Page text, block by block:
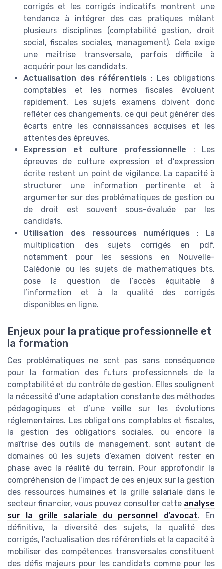
corrigés et les corrigés indicatifs montrent une
tendance à intégrer des cas pratiques mêlant
plusieurs disciplines (comptabilité gestion, droit
social, fiscales sociales, management). Cela exige
une maîtrise transversale, parfois difficile à
acquérir pour les candidats.
Actualisation des référentiels : Les obligations
comptables et les normes fiscales évoluent
rapidement. Les sujets examens doivent donc
refléter ces changements, ce qui peut générer des
écarts entre les connaissances acquises et les
attentes des épreuves.
Expression et culture professionnelle : Les
épreuves de culture expression et d’expression
écrite restent un point de vigilance. La capacité à
structurer une information pertinente et à
argumenter sur des problématiques de gestion ou
de droit est souvent sous-évaluée par les
candidats.
Utilisation des ressources numériques : La
multiplication des sujets corrigés en pdf,
notamment pour les sessions en Nouvelle-
Calédonie ou les sujets de mathematiques bts,
pose la question de l’accès équitable à
l’information et à la qualité des corrigés
disponibles en ligne.
Enjeux pour la pratique professionnelle et
la formation
Ces problématiques ne sont pas sans conséquence
pour la formation des futurs professionnels de la
comptabilité et du contrôle de gestion. Elles soulignent
la nécessité d’une adaptation constante des méthodes
pédagogiques et d’une veille sur les évolutions
réglementaires. Les obligations comptables et fiscales,
la gestion des obligations sociales, ou encore la
maîtrise des outils de management, sont autant de
domaines où les sujets d’examen doivent rester en
phase avec la réalité du terrain. Pour approfondir la
compréhension de l’impact de ces enjeux sur la gestion
des ressources humaines et la grille salariale dans le
secteur financier, vous pouvez consulter cette analyse
sur la grille salariale du personnel d’avocat. En
définitive, la diversité des sujets, la qualité des
corrigés, l’actualisation des référentiels et la capacité à
mobiliser des compétences transversales constituent
des défis majeurs pour les candidats comme pour les